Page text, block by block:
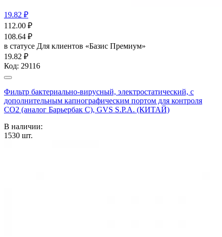
19.82 ₽
112.00 ₽
108.64 ₽
в статусе Для клиентов «Базис Премиум»
19.82 ₽
Код: 29116
Фильтр бактериально-вирусный, электростатический, с
дополнительным капнографическим портом для контроля
CO2 (аналог Барьербак С), GVS S.P.A. (КИТАЙ)
В наличии:
1530 шт.